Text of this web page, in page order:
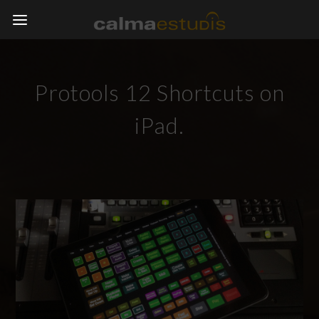
Protools 12 Shortcuts on
iPad.